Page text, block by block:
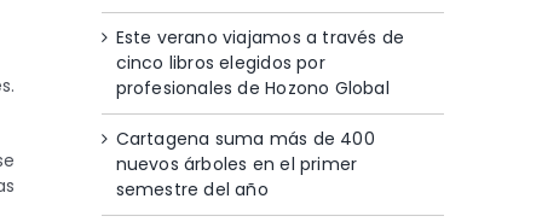
Este verano viajamos a través de
cinco libros elegidos por
profesionales de Hozono Global
Cartagena suma más de 400
nuevos árboles en el primer
semestre del año